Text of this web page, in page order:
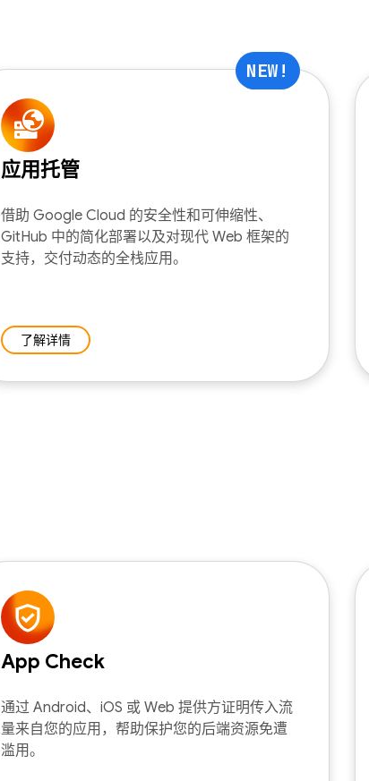
NEW!
应用托管
借助 Google Cloud 的安全性和可伸缩性、
GitHub 中的简化部署以及对现代 Web 框架的
支持，交付动态的全栈应用。
了解详情
App Check
通过 Android、iOS 或 Web 提供方证明传入流
量来自您的应用，帮助保护您的后端资源免遭
滥用。